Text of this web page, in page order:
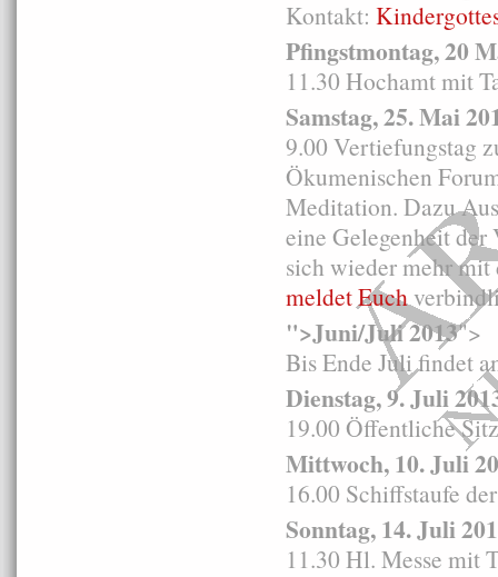
Kontakt:
Pfingstmontag, 20
11.30 Hochamt mit
Samstag, 25. Mai
9.00 Vertiefungstag
Ökumenischen
Meditation. Dazu
eine Gelegenheit
sich wieder mehr mit
meldet Euch
">Juni/Juli 2013">
Bis Ende Juli findet
Dienstag, 9. Juli
19.00 Öffentliche
Mittwoch, 10. Juli
16.00 Schiffstaufe
Sonntag, 14. Juli
11.30 Hl. Messe mit